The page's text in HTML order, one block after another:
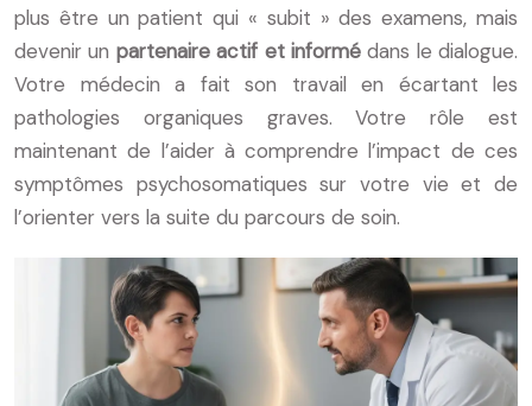
plus être un patient qui « subit » des examens, mais
devenir un partenaire actif et informédans le dialogue.
Votre médecin a fait son travail en écartant les
pathologies organiques graves. Votre rôle est
maintenant de l’aider à comprendre l’impact de ces
symptômes psychosomatiques sur votre vie et de
l’orienter vers la suite du parcours de soin.